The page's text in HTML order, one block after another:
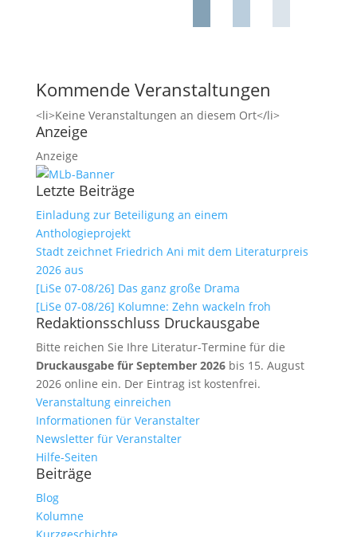
Kommende Veranstaltungen
<li>Keine Veranstaltungen an diesem Ort</li>
Anzeige
Anzeige
Letzte Beiträge
Einladung zur Beteiligung an einem
Anthologieprojekt
Stadt zeichnet Friedrich Ani mit dem Literaturpreis
2026 aus
[LiSe 07-08/26] Das ganz große Drama
[LiSe 07-08/26] Kolumne: Zehn wackeln froh
Redaktionsschluss Druckausgabe
Bitte reichen Sie Ihre Literatur-Termine für die
Druckausgabe für September 2026bis 15. August
2026 online ein. Der Eintrag ist kostenfrei.
Veranstaltung einreichen
Informationen für Veranstalter
Newsletter für Veranstalter
Hilfe-Seiten
Beiträge
Blog
Kolumne